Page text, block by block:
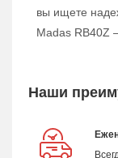
вы ищете
Madas RB40Z
Наши